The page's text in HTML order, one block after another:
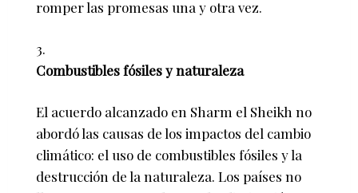
romper las promesas una y otra vez.
Combustibles fósiles y naturaleza
El acuerdo alcanzado en Sharm el Sheikh no
abordó las causas de los impactos del cambio
climático: el uso de combustibles fósiles y la
destrucción de la naturaleza. Los países no